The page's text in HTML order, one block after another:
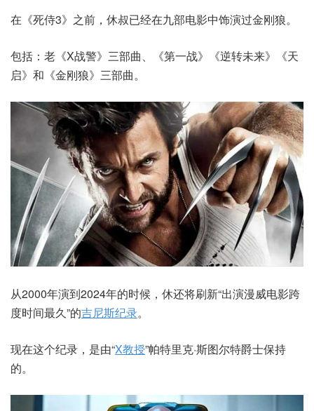
在《死侍3》之前，休叔已经在九部电影中饰演过金刚狼。
包括：老《X战警》三部曲、《第一战》《逆转未来》《天
启》和《金刚狼》三部曲。
从2000年演到2024年的时候，休还将刷新“出演漫威电影跨
度时间最久”的吉尼斯纪录。
现在这个纪录，是由“X教授”帕特里克·斯图尔特爵士保持
的。